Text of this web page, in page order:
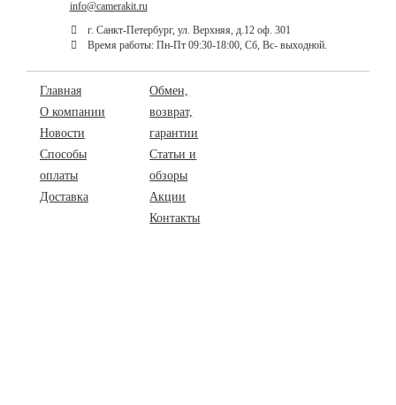
info@camerakit.ru
г. Санкт-Петербург, ул. Верхняя, д.12 оф. 301
Время работы: Пн-Пт 09:30-18:00, Сб, Вс- выходной.
Главная
О компании
Новости
Способы
оплаты
Доставка
Обмен,
возврат,
гарантии
Статьи и
обзоры
Акции
Контакты